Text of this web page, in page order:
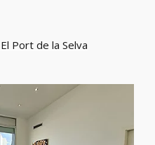
Port de la Selva